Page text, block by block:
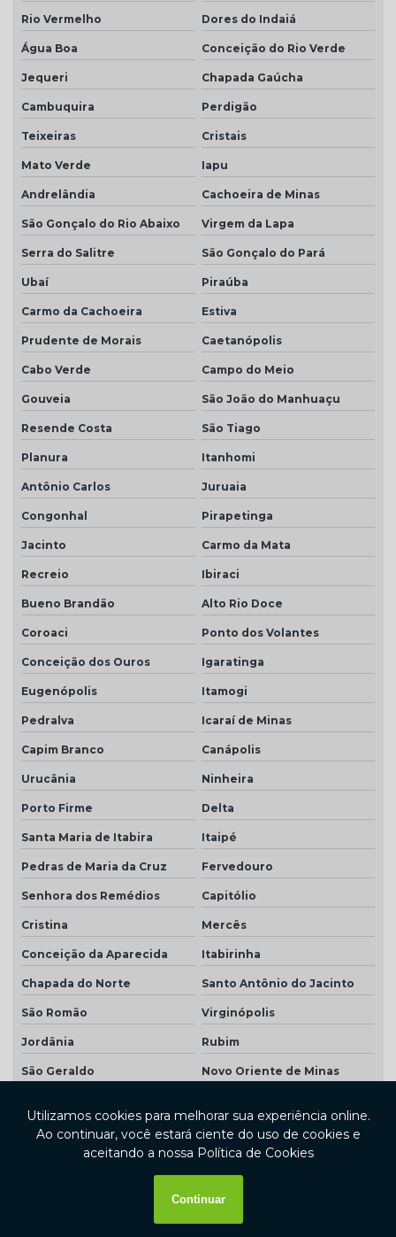
Rio Vermelho Dores do Indaiá
Água Boa Conceição do Rio Verde
Jequeri Chapada Gaúcha
Cambuquira Perdigão
Teixeiras Cristais
Mato Verde Iapu
Andrelândia Cachoeira de Minas
São Gonçalo do Rio Abaixo Virgem da Lapa
Serra do Salitre São Gonçalo do Pará
Ubaí Piraúba
Carmo da Cachoeira Estiva
Prudente de Morais Caetanópolis
Cabo Verde Campo do Meio
Gouveia São João do Manhuaçu
Resende Costa São Tiago
Planura Itanhomi
Antônio Carlos Juruaia
Congonhal Pirapetinga
Jacinto Carmo da Mata
Recreio Ibiraci
Bueno Brandão Alto Rio Doce
Coroaci Ponto dos Volantes
Conceição dos Ouros Igaratinga
Eugenópolis Itamogi
Pedralva Icaraí de Minas
Capim Branco Canápolis
Urucânia Ninheira
Porto Firme Delta
Santa Maria de Itabira Itaipé
Pedras de Maria da Cruz Fervedouro
Senhora dos Remédios Capitólio
Cristina Mercês
Conceição da Aparecida Itabirinha
Chapada do Norte Santo Antônio do Jacinto
São Romão Virginópolis
Jordânia Rubim
São Geraldo Novo Oriente de Minas
Centralina Bonito de Minas
Bela Vista de Minas São Sebastião do Maranhão